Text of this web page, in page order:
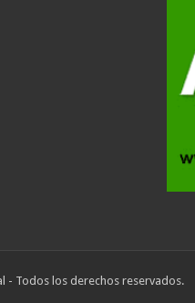
- Todos los derechos reservados.